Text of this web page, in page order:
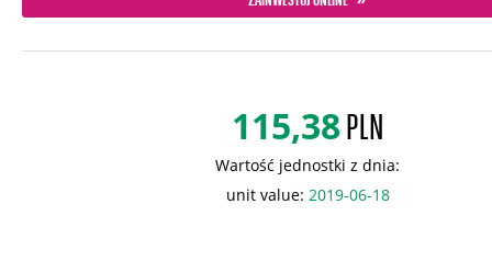
115,38PLN
Wartość jednostki z dnia:
unit value: 2019-06-18